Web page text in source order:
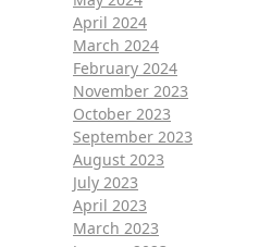
April 2024
March 2024
February 2024
November 2023
October 2023
September 2023
August 2023
July 2023
April 2023
March 2023